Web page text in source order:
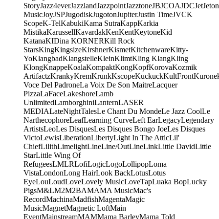
StoryJazz4everJazzlandJazzpointJazztoneJBJCOAJDCJetJeton
MusicJoyJSPJugodiskJugotonJupiterJustin TimeJVCK
ScopeK-TelKabukiKama SutraKappKarkia
MistikaKarussellKavardakKenKentKeytoneKid
KatanaKIDina KORNERKill Rock
StarsKingKingsizeKirshnerKismetKitchenwareKitty-
YoKlangbadKlangstelleKleinKlimtKling KlangKling
KlongKnappeKoalaKompaktKongKopfKorovaKozmik
ArtifactzKrankyKremKrunkKscopeKuckuckKultFront
Voce Del PadroneLa Voix De Son MaitreLacquer
PizzaLaFaceLakeshoreLamb
UnlimitedLamborghiniLanternLASER
MEDIALateNightTalesLe Chant Du MondeLe Jazz CoolLe
NarthecophoreLeafLearning CurveLeft EarLegacyLegendary
ArtistsLeoLes DisquesLes Disques Bongo JoeLes Disques
VictoLewisLiberationLibertyLight In The AtticLil'
ChiefLilithLimelightLineLine/OutLineLinkLittle DavidLittle
StarLittle Wing Of
RefugeesLMLRLofiLogicLogoLollipopLoma
VistaLondonLong HairLook BackLotusLotus
EyeLouLoudLoveLovely MusicLoveTapLuaka BopLucky
PigsM&LM2M2BAMAMA MusicMac's
RecordMachinaMadfishMagentaMagic
MusicMagnetMagnetic LoftMain
EventMainstreamMAMMama BarleyMama Told